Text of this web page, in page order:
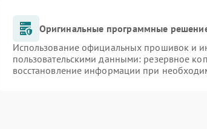
Оригинальные программные
Использование официальных прошивок и
пользовательскими данными: резервное
восстановление информации при